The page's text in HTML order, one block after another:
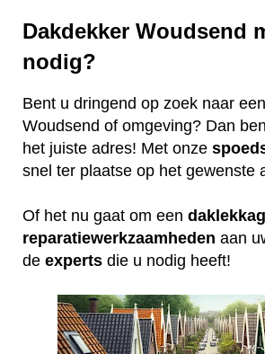
Dakdekker Woudsend
nodig?
Bent u dringend op zoek naar
Woudsend of omgeving? Dan
het juiste adres! Met onze
snel ter plaatse op het gewenste
Of het nu gaat om een
reparatiewerkzaamheden aan
de experts die u nodig heeft!